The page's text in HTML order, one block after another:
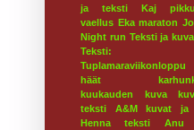
ja teksti Kaj
vaellus Eka maraton
Night run Teksti ja
Teksti:
Tuplamaraviikonloppu
häät
kuukauden kuva
teksti A&M
kuvat ja
Henna
teksti Anu